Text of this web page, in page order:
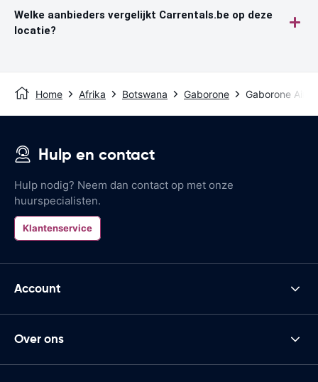
Welke aanbieders vergelijkt Carrentals.be op deze
locatie?
Home Afrika Botswana Gaborone Gaborone
Hulp en contact
Hulp nodig? Neem dan contact op met onze
huurspecialisten.
Klantenservice
Account
Over ons